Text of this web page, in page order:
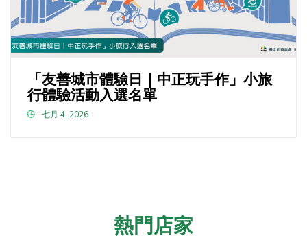
「友善城市體驗日｜中正玩手作」小旅
行體驗活動入選名單
七月 4, 2026
熱門店家